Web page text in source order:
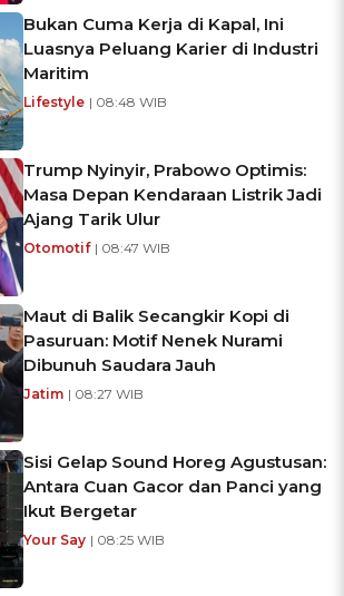
Bukan Cuma Kerja di Kapal, Ini
Luasnya Peluang Karier di Industri
Maritim
Lifestyle | 08:48 WIB
Trump Nyinyir, Prabowo Optimis:
Masa Depan Kendaraan Listrik Jadi
Ajang Tarik Ulur
Otomotif | 08:47 WIB
Maut di Balik Secangkir Kopi di
Pasuruan: Motif Nenek Nurami
Dibunuh Saudara Jauh
Jatim | 08:27 WIB
Sisi Gelap Sound Horeg Agustusan:
Antara Cuan Gacor dan Panci yang
Ikut Bergetar
Your Say | 08:25 WIB